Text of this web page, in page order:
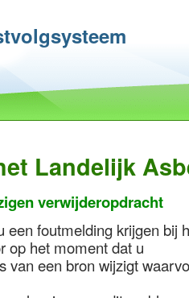
Landelijk
verwijderopdracht
een foutmelding krijgen bij
op het moment dat u
van een bron wijzigt